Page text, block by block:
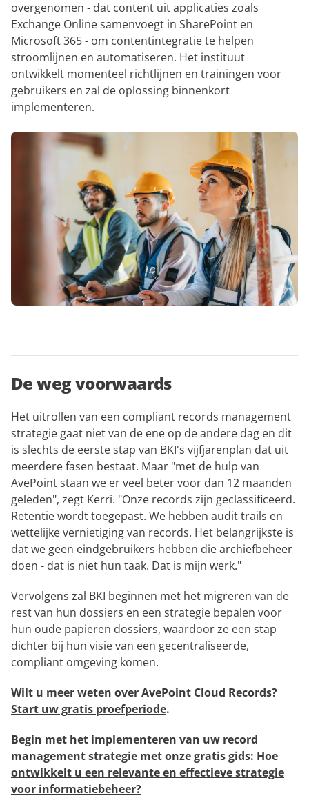
overgenomen - dat content uit applicaties zoals
Exchange Online samenvoegt in SharePoint en
Microsoft 365 - om contentintegratie te helpen
stroomlijnen en automatiseren. Het instituut
ontwikkelt momenteel richtlijnen en trainingen voor
gebruikers en zal de oplossing binnenkort
implementeren.
De weg voorwaards
Het uitrollen van een compliant records management
strategie gaat niet van de ene op de andere dag en dit
is slechts de eerste stap van BKI's vijfjarenplan dat uit
meerdere fasen bestaat. Maar "met de hulp van
AvePoint staan we er veel beter voor dan 12 maanden
geleden", zegt Kerri. "Onze records zijn geclassificeerd.
Retentie wordt toegepast. We hebben audit trails en
wettelijke vernietiging van records. Het belangrijkste is
dat we geen eindgebruikers hebben die archiefbeheer
doen - dat is niet hun taak. Dat is mijn werk."
Vervolgens zal BKI beginnen met het migreren van de
rest van hun dossiers en een strategie bepalen voor
hun oude papieren dossiers, waardoor ze een stap
dichter bij hun visie van een gecentraliseerde,
compliant omgeving komen.
Wilt u meer weten over AvePoint Cloud Records?
Start uw gratis proefperiode.
Begin met het implementeren van uw record
management strategie met onze gratis gids: Hoe
ontwikkelt u een relevante en effectieve strategie
voor informatiebeheer?